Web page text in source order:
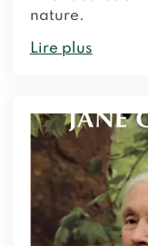
nature.
Lire plus